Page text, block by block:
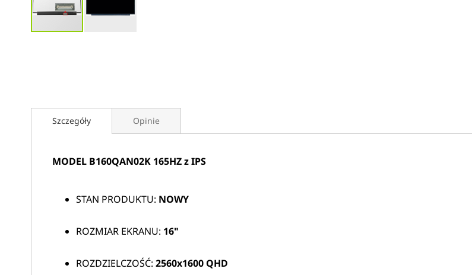
Szczegóły
MODEL B160QAN02K 165HZ z IPS
STAN PRODUKTU: NOWY
ROZMIAR EKRANU: 16"
ROZDZIELCZOŚĆ: 2560x1600 QHD
Opinie